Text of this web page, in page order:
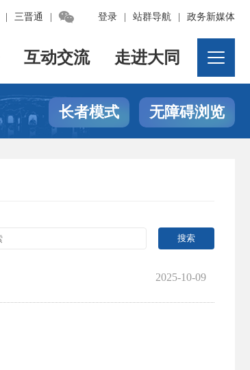
登录 站群导航 政务新媒体
三晋通 
互动交流 走进大同
长者模式 无障碍浏览
2025-10-09